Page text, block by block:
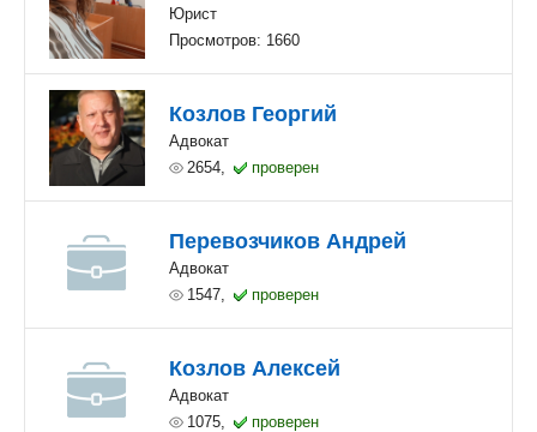
Юрист
Просмотров: 1660
Козлов Георгий
Адвокат
2654,
проверен
Перевозчиков Андрей
Адвокат
1547,
проверен
Козлов Алексей
Адвокат
1075,
проверен